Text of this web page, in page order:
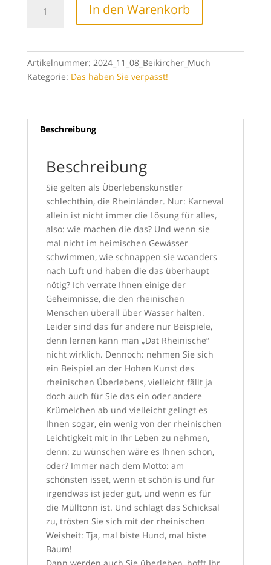
Beikircher:
Menge
In den Warenkorb
Artikelnummer: 2024_11_08_Beikircher_Much
Kategorie: Das haben Sie verpasst!
Beschreibung
Beschreibung
Sie gelten als Überlebenskünstler
schlechthin, die Rheinländer. Nur: Karneval
allein ist nicht immer die Lösung für alles,
also: wie machen die das? Und wenn sie
mal nicht im heimischen Gewässer
schwimmen, wie schnappen sie woanders
nach Luft und haben die das überhaupt
nötig? Ich verrate Ihnen einige der
Geheimnisse, die den rheinischen
Menschen überall über Wasser halten.
Leider sind das für andere nur Beispiele,
denn lernen kann man „Dat Rheinische“
nicht wirklich. Dennoch: nehmen Sie sich
ein Beispiel an der Hohen Kunst des
rheinischen Überlebens, vielleicht fällt ja
doch auch für Sie das ein oder andere
Krümelchen ab und vielleicht gelingt es
Ihnen sogar, ein wenig von der rheinischen
Leichtigkeit mit in Ihr Leben zu nehmen,
denn: zu wünschen wäre es Ihnen schon,
oder? Immer nach dem Motto: am
schönsten isset, wenn et schön is und für
irgendwas ist jeder gut, und wenn es für
die Mülltonn ist. Und schlägt das Schicksal
zu, trösten Sie sich mit der rheinischen
Weisheit: Tja, mal biste Hund, mal biste
Baum!